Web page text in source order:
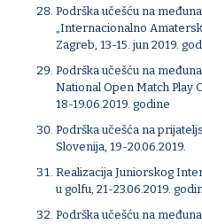
Podrška učešću na
„Internacionalno
Zagreb, 13-15. jun 2019.
Podrška učešću na
National Open Match Play
18-19.06.2019. godine
Podrška učešća na
Slovenija, 19-20.06.2019.
Realizacija Juniorskog
u golfu, 21-23.06.2019.
Podrška učešću na